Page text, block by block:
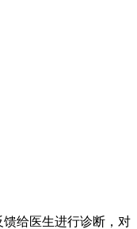
给医生进行诊断，对